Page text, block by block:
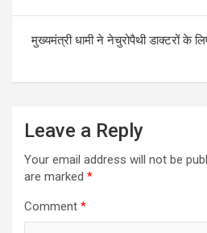
मुख्यमंत्री धामी ने नेचुरोपैथी डाक्टरों के
Leave a Reply
Your email address will not be
are marked *
Comment *